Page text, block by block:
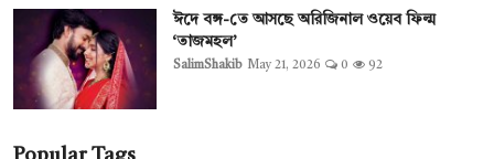
ঈদে বঙ্গ-তে আসছে অরিজিনাল ওয়েব ফিল্ম
‘তাজমহল’
SalimShakib May 21, 2026 0 92